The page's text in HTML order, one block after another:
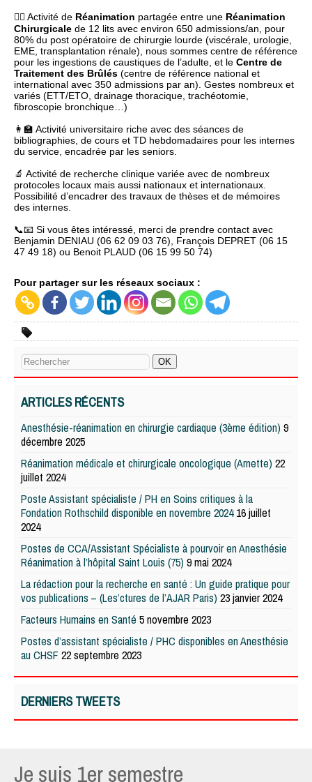
👩‍⚕️ Activité de Réanimation partagée entre une Réanimation
Chirurgicale de 12 lits avec environ 650 admissions/an, pour
80% du post opératoire de chirurgie lourde (viscérale, urologie,
EME, transplantation rénale), nous sommes centre de référence
pour les ingestions de caustiques de l’adulte, et le Centre de
Traitement des Brûlés (centre de référence national et
international avec 350 admissions par an). Gestes nombreux et
variés (ETT/ETO, drainage thoracique, trachéotomie,
fibroscopie bronchique…)
👩‍🏫 Activité universitaire riche avec des séances de
bibliographies, de cours et TD hebdomadaires pour les internes
du service, encadrée par les seniors.
🔬 Activité de recherche clinique variée avec de nombreux
protocoles locaux mais aussi nationaux et internationaux.
Possibilité d’encadrer des travaux de thèses et de mémoires
des internes.
📞📧 Si vous êtes intéressé, merci de prendre contact avec
Benjamin DENIAU (06 62 09 03 76), François DEPRET (06 15
47 49 18) ou Benoit PLAUD (06 15 99 50 74)
Pour partager sur les réseaux sociaux :
ARTICLES RÉCENTS
Anesthésie-réanimation en chirurgie cardiaque (3ème édition) 9
décembre 2025
Réanimation médicale et chirurgicale oncologique (Arnette) 22
juillet 2024
Poste Assistant spécialiste / PH en Soins critiques à la
Fondation Rothschild disponible en novembre 2024 16 juillet
2024
Postes de CCA/Assistant Spécialiste à pourvoir en Anesthésie
Réanimation à l’hôpital Saint Louis (75) 9 mai 2024
La rédaction pour la recherche en santé : Un guide pratique pour
vos publications – (Les’ctures de l’AJAR Paris) 23 janvier 2024
Facteurs Humains en Santé 5 novembre 2023
Postes d’assistant spécialiste / PHC disponibles en Anesthésie
au CHSF 22 septembre 2023
DERNIERS TWEETS
Je suis 1er semestre